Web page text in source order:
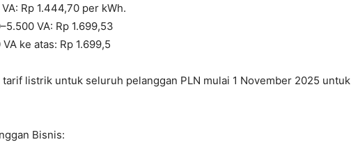
Rp 1.444,70 per kWh.
VA: Rp 1.699,53
ke atas: Rp 1.699,5
listrik untuk seluruh pelanggan PLN mulai 1 November 2025 untuk
Bisnis: